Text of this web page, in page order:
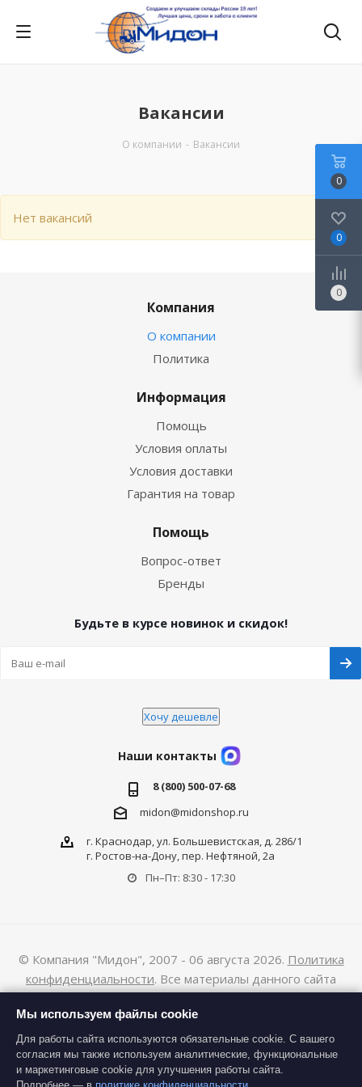
Вакансии
О компании - Вакансии
Нет вакансий
Компания
О компании
Политика
Информация
Помощь
Условия оплаты
Условия доставки
Гарантия на товар
Помощь
Вопрос-ответ
Бренды
Будьте в курсе новинок и скидок!
Хочу дешевле
Наши контакты
8 (800) 500-07-68
midon@midonshop.ru
г. Краснодар, ул. Большевистская, д. 286/1
г. Ростов-на-Дону, пер. Нефтяной, 2а
Пн–Пт: 8:30 - 17:30
© Компания "Мидон", 2007 - 06 августа 2026. Политика
конфиденциальности. Все материалы данного сайта
Запрещается копирование, распространение (в том числе
путем копирования на другие сайты и ресурсы в Интернете)
или любое иное использование информации и объектов без
предварительного согласия правообладателя.
0
0
0
Мы используем файлы cookie
Для работы сайта используются обязательные cookie. С вашего
согласия мы также используем аналитические, функциональные
и маркетинговые cookie для улучшения работы сайта.